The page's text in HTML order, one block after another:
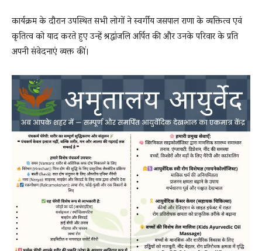
कार्यक्रम के दौरान उपस्थित सभी लोगों ने स्वर्गीय जसपाल राणा के व्यक्तित्व एवं
कृतित्व को याद करते हुए उन्हें श्रद्धांजलि अर्पित की और उनके परिवार के प्रति
अपनी संवेदनाएं व्यक्त कीं।